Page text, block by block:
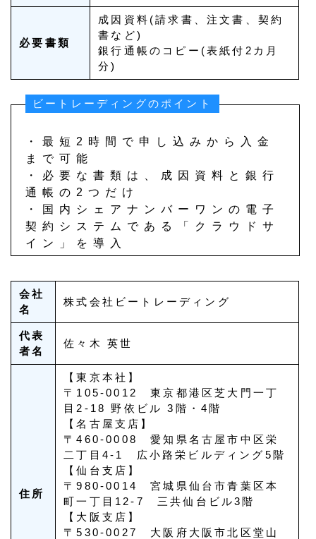
必要書類
成因資料(請求書、注文書、契約
書など)
銀行通帳のコピー(表紙付2カ月
分)
ビートレーディングのポイント
・最短2時間で申し込みから入金
まで可能
・必要な書類は、成因資料と銀行
通帳の2つだけ
・国内シェアナンバーワンの電子
契約システムである「クラウドサ
イン」を導入
会社
名
株式会社ビートレーディング
代表
者名
佐々木 英世
住所
【東京本社】
〒105-0012 東京都港区芝大門一丁
目2-18 野依ビル 3階・4階
【名古屋支店】
〒460-0008 愛知県名古屋市中区栄
二丁目4-1 広小路栄ビルディング5階
【仙台支店】
〒980-0014 宮城県仙台市青葉区本
町一丁目12-7 三共仙台ビル3階
【大阪支店】
〒530-0027 大阪府大阪市北区堂山